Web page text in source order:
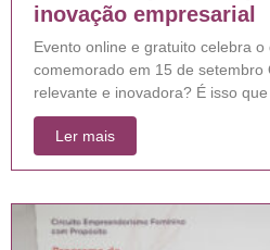
inovação empresarial
Evento online e gratuito celebra o
comemorado em 15 de
relevante e inovadora? É isso que
Ler mais